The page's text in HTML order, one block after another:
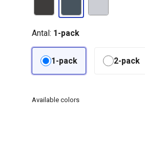
Antal: 1-pack
1-pack 2-pack
Available colors